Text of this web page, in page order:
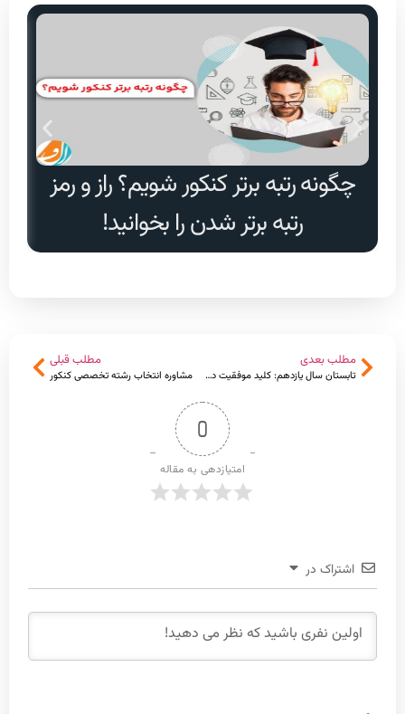
چگونه رتبه برتر کنکور شویم؟ راز و رمز
رتبه برتر شدن را بخوانید!
مطلب بعدی
تابستان سال یازدهم: کلید موفقیت در کنکور + برنامه جمع بندی
مطلب قبلی
مشاوره انتخاب رشته تخصصی کنکور
0
امتیازدهی به مقاله
اشتراک در